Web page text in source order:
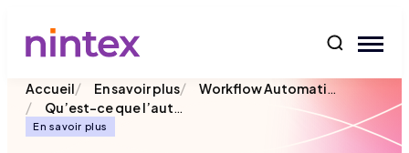
Accueil/ En savoir plus/
Workflow Automatisation
/
Qu’est-ce que l’automatisation des processus financiers ?
En savoir plus